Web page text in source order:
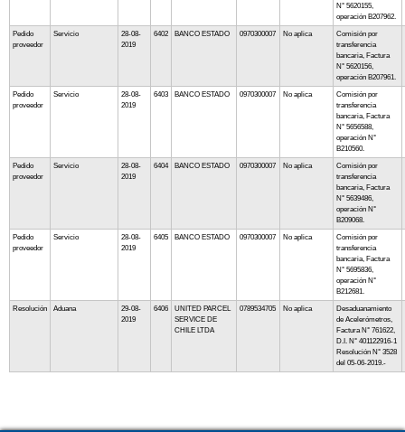
N° 5620155,
operación B207962.
Pedido
proveedor
Servicio
28-08-
2019
6402 BANCO ESTADO 0970300007 No aplica
Comisión por
transferencia
bancaria, Factura
N° 5620156,
operación B207961.
Pedido
proveedor
Servicio
28-08-
2019
6403 BANCO ESTADO 0970300007 No aplica
Comisión por
transferencia
bancaria, Factura
N° 5656588,
operación N°
B210560.
Pedido
proveedor
Servicio
28-08-
2019
6404 BANCO ESTADO 0970300007 No aplica
Comisión por
transferencia
bancaria, Factura
N° 5639486,
operación N°
B209068.
Pedido
proveedor
Servicio
28-08-
2019
6405 BANCO ESTADO 0970300007 No aplica
Comisión por
transferencia
bancaria, Factura
N° 5695836,
operación N°
B212681.
Resolución Aduana
29-08-
2019
6406
UNITED PARCEL
SERVICE DE
CHILE LTDA
0789534705 No aplica
Desaduanamiento
de Acelerómetros,
Factura N° 761622,
D.I. N° 401122916-1
Resolución N° 3528
del 05-06-2019.-